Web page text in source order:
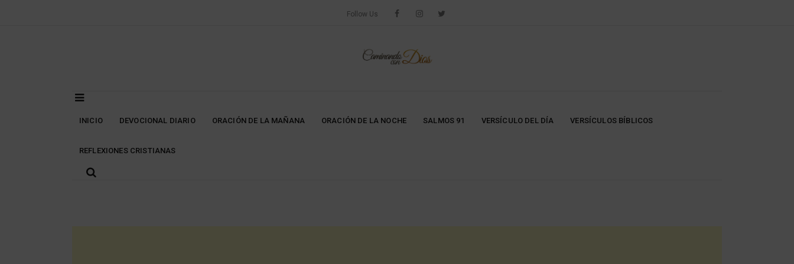
Follow Us
INICIO DEVOCIONAL DIARIO ORACIÓN DE LA MAÑANA ORACIÓN DE LA NOCHE SALMOS 91 VERSÍCULO DEL DÍA VERSÍCULOS BÍBLICOS
REFLEXIONES CRISTIANAS